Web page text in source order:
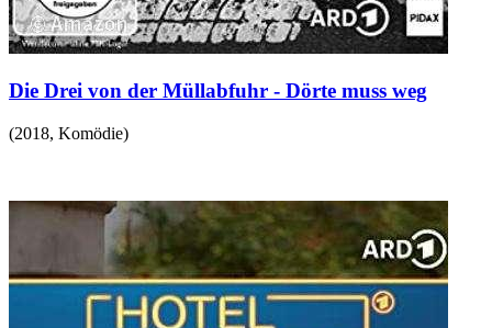
Die Drei von der Müllabfuhr - Dörte muss weg
(2018, Komödie)